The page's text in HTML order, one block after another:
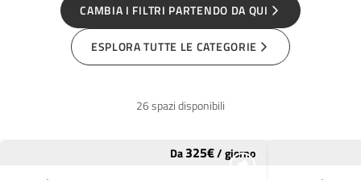
CAMBIA I FILTRI PARTENDO DA QUI
ESPLORA TUTTE LE CATEGORIE
26 spazi disponibili
Da325€/giorno